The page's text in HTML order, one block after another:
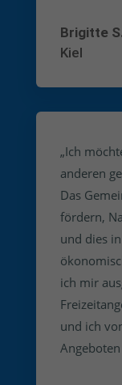
Brigitte S.
Kiel
„Ich
anderen
Das
fördern,
und dies
ich mir
und ich